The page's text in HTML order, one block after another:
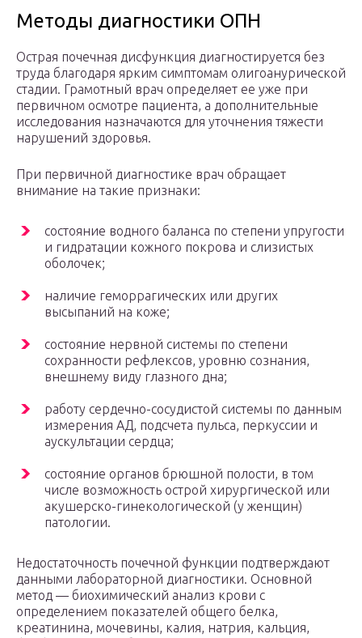
Методы диагностики ОПН
Острая почечная дисфункция диагностируется без
труда благодаря ярким симптомам олигоанурической
стадии. Грамотный врач определяет ее уже при
первичном осмотре пациента, а дополнительные
исследования назначаются для уточнения тяжести
нарушений здоровья.
При первичной диагностике врач обращает
внимание на такие признаки:
состояние водного баланса по степени упругости
и гидратации кожного покрова и слизистых
оболочек;
наличие геморрагических или других
высыпаний на коже;
состояние нервной системы по степени
сохранности рефлексов, уровню сознания,
внешнему виду глазного дна;
работу сердечно-сосудистой системы по данным
измерения АД, подсчета пульса, перкуссии и
аускультации сердца;
состояние органов брюшной полости, в том
числе возможность острой хирургической или
акушерско-гинекологической (у женщин)
патологии.
Недостаточность почечной функции подтверждают
данными лабораторной диагностики. Основной
метод — биохимический анализ крови с
определением показателей общего белка,
креатинина, мочевины, калия, натрия, кальция,